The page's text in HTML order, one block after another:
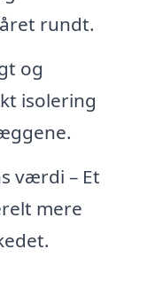
rundt.
og
isolering
værdi – Et
mere